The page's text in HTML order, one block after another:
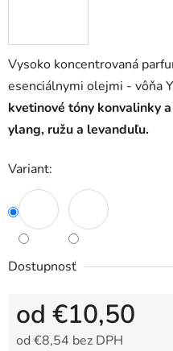
Vysoko koncentrovaná
esenciálnymi olejmi - vôňa
kvetinové tóny konvalinky
ylang, ružu a levanduľu.
Variant:
Dostupnosť
od €10,50
od €8,54 bez DPH